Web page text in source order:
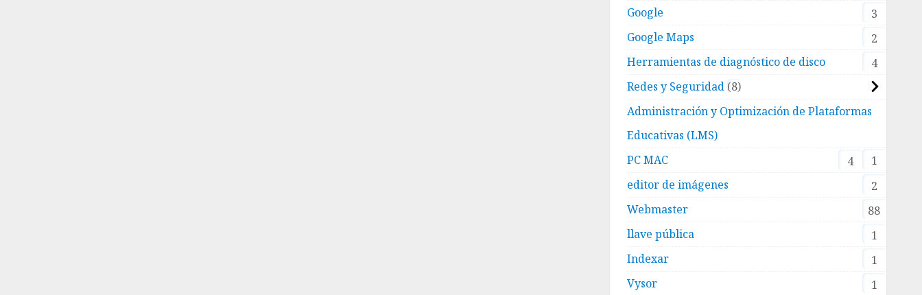
Google
3
Google Maps
2
Herramientas de diagnóstico de disco
4
Redes y Seguridad 8
Administración y Optimización de Plataformas
Educativas (LMS)
1
PC MAC
4
editor de imágenes
2
Webmaster
88
llave pública
1
Indexar
1
Vysor
1